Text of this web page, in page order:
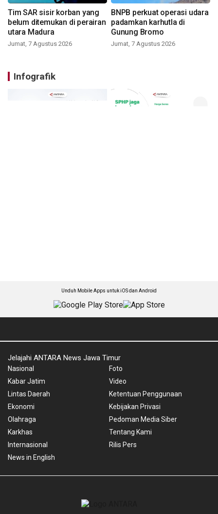
Tim SAR sisir korban yang
belum ditemukan di perairan
utara Madura
Jumat, 7 Agustus 2026
BNPB perkuat operasi udara
padamkan karhutla di
Gunung Bromo
Jumat, 7 Agustus 2026
Infografik
Unduh Mobile Apps untuk iOS dan Android
Jelajahi ANTARA News Jawa Timur
Nasional
Kabar Jatim
Lintas Daerah
Ekonomi
Olahraga
Karkhas
Internasional
News in English
Foto
Video
Ketentuan Penggunaan
Kebijakan Privasi
Pedoman Media Siber
Tentang Kami
Rilis Pers